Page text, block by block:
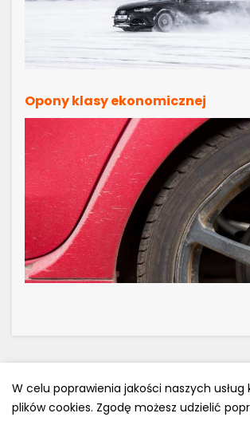
Opony klasy ekonomicznej
W celu poprawienia jakości naszych usług
plików cookies. Zgodę możesz udzielić